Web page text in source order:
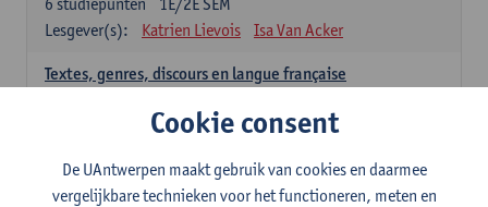
Lesgever(s):
Katrien Lievois Isa Van Acker
Textes, genres, discours en langue française
Kris Peeters
Spaans: verplichte opleidingsonderdelen
Cookie consent
De UAntwerpen maakt gebruik van cookies en daarmee
vergelijkbare technieken voor het functioneren, meten en